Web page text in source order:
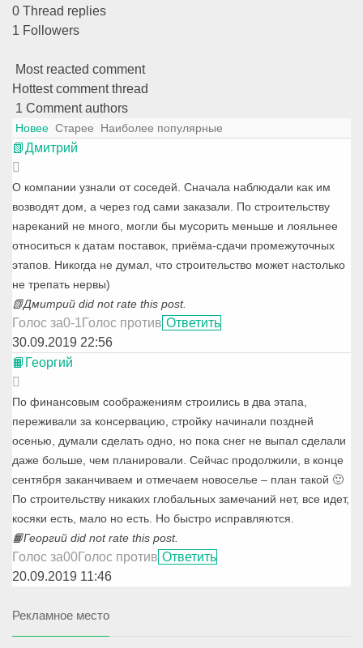
0 Thread replies
1 Followers
Most reacted comment
Hottest comment thread
1 Comment authors
Новее Старее Наиболее популярные
📗Дмитрий
О компании узнали от соседей. Сначала наблюдали как им
возводят дом, а через год сами заказали. По строительству
нареканий не много, могли бы мусорить меньше и лояльнее
относиться к датам поставок, приёма-сдачи промежуточных
этапов. Никогда не думал, что строительство может настолько
не трепать нервы)
📗Дмитрий did not rate this post.
Голос за0-1 Голос против Ответить
30.09.2019 22:56
📙Георгий
По финансовым соображениям строились в два этапа,
переживали за консервацию, стройку начинали поздней
осенью, думали сделать одно, но пока снег не выпал сделали
даже больше, чем планировали. Сейчас продолжили, в конце
сентября заканчиваем и отмечаем новоселье – план такой 🙂
По строительству никаких глобальных замечаний нет, все идет,
косяки есть, мало но есть. Но быстро исправляются.
📙Георгий did not rate this post.
Голос за00Голос против Ответить
20.09.2019 11:46
Рекламное место